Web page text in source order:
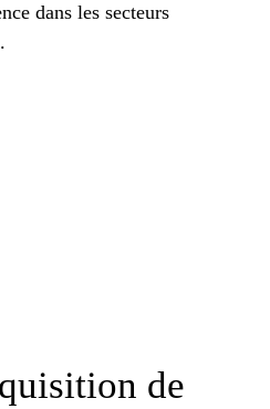
dans les secteurs
de